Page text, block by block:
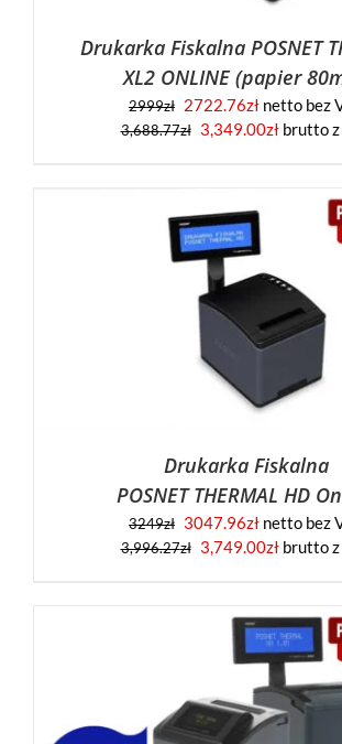
Drukarka Fiskalna POSNET
XL2 ONLINE (papier
2999zł 2722.76zł netto bez
3,688.77zł 3,349.00złbrutto z
Drukarka Fiskalna
POSNET THERMAL HD
3249zł 3047.96zł netto bez
3,996.27zł 3,749.00złbrutto z